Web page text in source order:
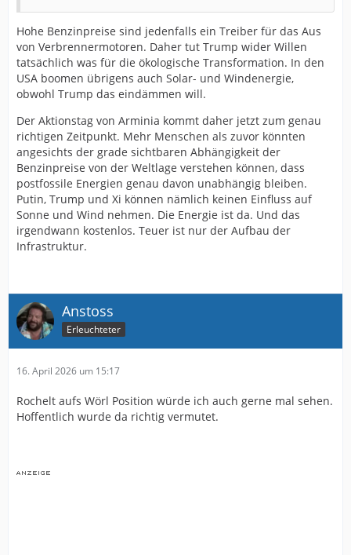
Hohe Benzinpreise sind jedenfalls ein Treiber für das Aus
von Verbrennermotoren. Daher tut Trump wider Willen
tatsächlich was für die ökologische Transformation. In den
USA boomen übrigens auch Solar- und Windenergie,
obwohl Trump das eindämmen will.
Der Aktionstag von Arminia kommt daher jetzt zum genau
richtigen Zeitpunkt. Mehr Menschen als zuvor könnten
angesichts der grade sichtbaren Abhängigkeit der
Benzinpreise von der Weltlage verstehen können, dass
postfossile Energien genau davon unabhängig bleiben.
Putin, Trump und Xi können nämlich keinen Einfluss auf
Sonne und Wind nehmen. Die Energie ist da. Und das
irgendwann kostenlos. Teuer ist nur der Aufbau der
Infrastruktur.
Anstoss
Erleuchteter
16. April 2026 um 15:17
Rochelt aufs Wörl Position würde ich auch gerne mal sehen.
Hoffentlich wurde da richtig vermutet.